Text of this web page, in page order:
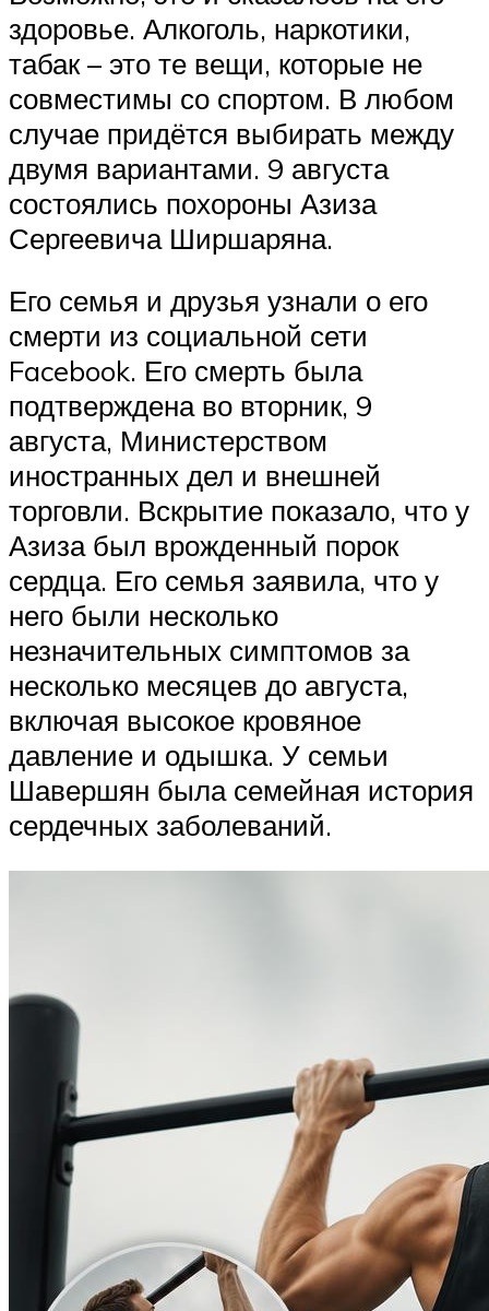
здоровье. Алкоголь, наркотики,
табак – это те вещи, которые не
совместимы со спортом. В любом
случае придётся выбирать между
двумя вариантами. 9 августа
состоялись похороны Азиза
Сергеевича Ширшаряна.
Его семья и друзья узнали о его
смерти из социальной сети
Facebook. Его смерть была
подтверждена во вторник, 9
августа, Министерством
иностранных дел и внешней
торговли. Вскрытие показало, что у
Азиза был врожденный порок
сердца. Его семья заявила, что у
него были несколько
незначительных симптомов за
несколько месяцев до августа,
включая высокое кровяное
давление и одышка. У семьи
Шавершян была семейная история
сердечных заболеваний.